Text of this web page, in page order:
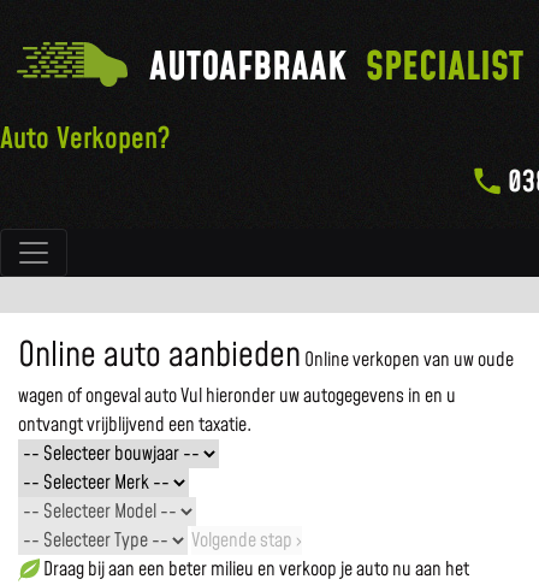
Hoofdnavigatie
AUTOAFBRAAK SPECIALIST
Auto Verkopen?
Online auto aanbieden Online verkopen van uw oude
wagen of ongeval autoVul hieronder uw autogegevens in en u
ontvangt vrijblijvend een taxatie.
Volgende stap ›
Draag bij aan een beter milieu en verkoop je auto nu aan het